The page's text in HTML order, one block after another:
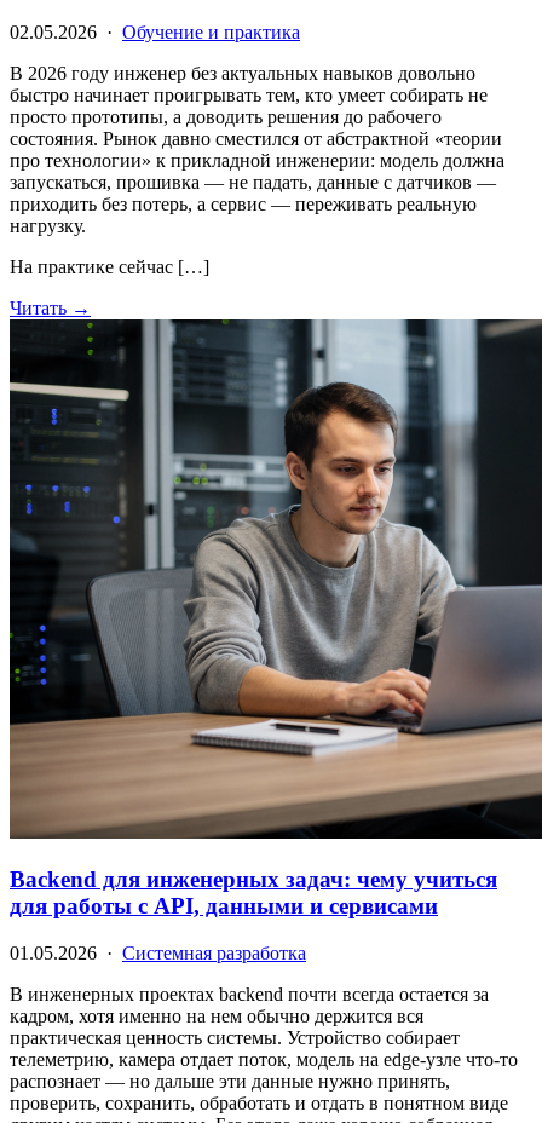
02.05.2026 · Обучение и практика
В 2026 году инженер без актуальных навыков довольно
быстро начинает проигрывать тем, кто умеет собирать не
просто прототипы, а доводить решения до рабочего
состояния. Рынок давно сместился от абстрактной «теории
про технологии» к прикладной инженерии: модель должна
запускаться, прошивка — не падать, данные с датчиков —
приходить без потерь, а сервис — переживать реальную
нагрузку.
На практике сейчас […]
Читать →
Backend для инженерных задач: чему учиться
для работы с API, данными и сервисами
01.05.2026 · Системная разработка
В инженерных проектах backend почти всегда остается за
кадром, хотя именно на нем обычно держится вся
практическая ценность системы. Устройство собирает
телеметрию, камера отдает поток, модель на edge-узле что-то
распознает — но дальше эти данные нужно принять,
проверить, сохранить, обработать и отдать в понятном виде